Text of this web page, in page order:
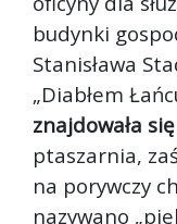
budynki
Stanisława
„Diabłem
znajdowała
ptaszarnia,
na porywczy
nazywano